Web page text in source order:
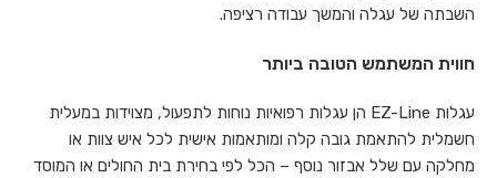
השבתה של עגלה והמשך עבודה רציפה.
חווית המשתמש הטובה ביותר
עגלות EZ-Line הן עגלות רפואיות נוחות לתפעול, מצוידות במעלית
חשמלית להתאמת גובה קלה ומותאמות אישית לכל איש צוות או
מחלקה עם שלל אבזור נוסף – הכל לפי בחירת בית החולים או המוסד